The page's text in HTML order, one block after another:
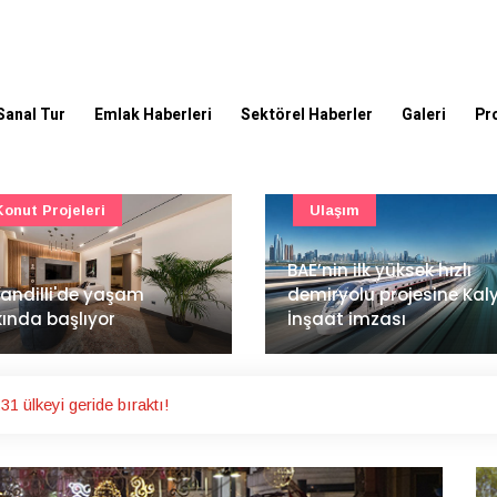
Tur Emlak Haberleri Sektörel Haberler Galeri
ilk yüksek hızlı
projesine Kalyon
imzası
Mimarlık ve mühendislik
projeleri e-PYS ile dijital
ortama taşınacak
Güncel
ülkeyi geride bıraktı!